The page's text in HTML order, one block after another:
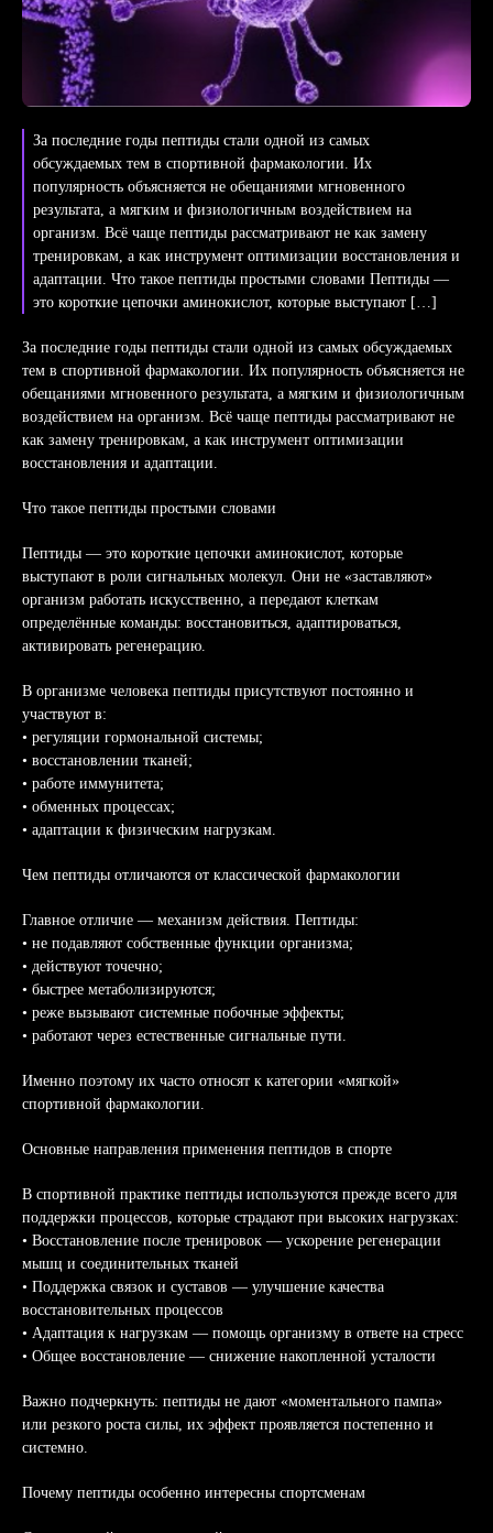
За последние годы пептиды стали одной из самых
обсуждаемых тем в спортивной фармакологии. Их
популярность объясняется не обещаниями мгновенного
результата, а мягким и физиологичным воздействием на
организм. Всё чаще пептиды рассматривают не как замену
тренировкам, а как инструмент оптимизации восстановления и
адаптации. Что такое пептиды простыми словами Пептиды —
это короткие цепочки аминокислот, которые выступают […]
За последние годы пептиды стали одной из самых обсуждаемых
тем в спортивной фармакологии. Их популярность объясняется не
обещаниями мгновенного результата, а мягким и физиологичным
воздействием на организм. Всё чаще пептиды рассматривают не
как замену тренировкам, а как инструмент оптимизации
восстановления и адаптации.
Что такое пептиды простыми словами
Пептиды — это короткие цепочки аминокислот, которые
выступают в роли сигнальных молекул. Они не «заставляют»
организм работать искусственно, а передают клеткам
определённые команды: восстановиться, адаптироваться,
активировать регенерацию.
В организме человека пептиды присутствуют постоянно и
участвуют в:
• регуляции гормональной системы;
• восстановлении тканей;
• работе иммунитета;
• обменных процессах;
• адаптации к физическим нагрузкам.
Чем пептиды отличаются от классической фармакологии
Главное отличие — механизм действия. Пептиды:
• не подавляют собственные функции организма;
• действуют точечно;
• быстрее метаболизируются;
• реже вызывают системные побочные эффекты;
• работают через естественные сигнальные пути.
Именно поэтому их часто относят к категории «мягкой»
спортивной фармакологии.
Основные направления применения пептидов в спорте
В спортивной практике пептиды используются прежде всего для
поддержки процессов, которые страдают при высоких нагрузках:
• Восстановление после тренировок — ускорение регенерации
мышц и соединительных тканей
• Поддержка связок и суставов — улучшение качества
восстановительных процессов
• Адаптация к нагрузкам — помощь организму в ответе на стресс
• Общее восстановление — снижение накопленной усталости
Важно подчеркнуть: пептиды не дают «моментального пампа»
или резкого роста силы, их эффект проявляется постепенно и
системно.
Почему пептиды особенно интересны спортсменам